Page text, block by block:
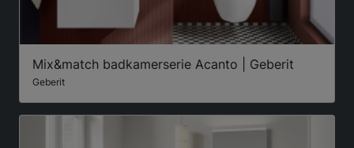
Mix&match badkamerserie Acanto | Geberit
Geberit